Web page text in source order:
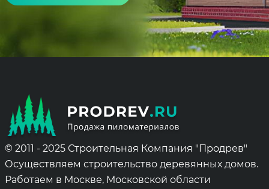
© 2011 - 2025 Строительная Компания "Продрев"
Осуществляем строительство деревянных домов.
Работаем в Москве, Московской области